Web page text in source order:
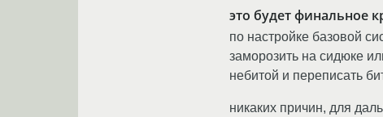
это будет финальное
по настройке базовой
заморозить на сидюке
небитой и переписать
никаких причин, для